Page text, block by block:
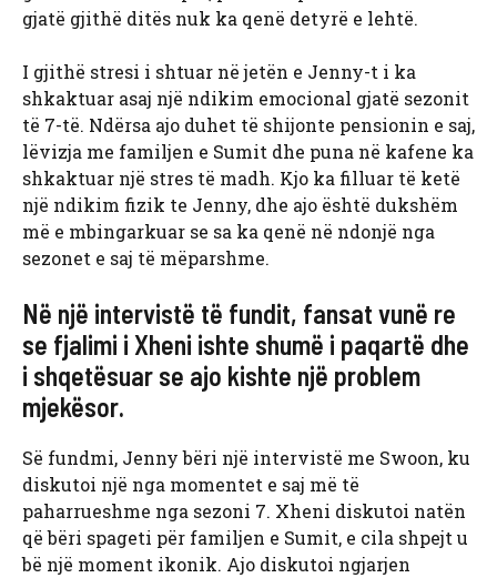
gjatë gjithë ditës nuk ka qenë detyrë e lehtë.
I gjithë stresi i shtuar në jetën e Jenny-t i ka
shkaktuar asaj një ndikim emocional gjatë sezonit
të 7-të. Ndërsa ajo duhet të shijonte pensionin e saj,
lëvizja me familjen e Sumit dhe puna në kafene ka
shkaktuar një stres të madh. Kjo ka filluar të ketë
një ndikim fizik te Jenny, dhe ajo është dukshëm
më e mbingarkuar se sa ka qenë në ndonjë nga
sezonet e saj të mëparshme.
Në një intervistë të fundit, fansat vunë re
se fjalimi i Xheni ishte shumë i paqartë dhe
i shqetësuar se ajo kishte një problem
mjekësor.
Së fundmi, Jenny bëri një intervistë me Swoon, ku
diskutoi një nga momentet e saj më të
paharrueshme nga sezoni 7. Xheni diskutoi natën
që bëri spageti për familjen e Sumit, e cila shpejt u
bë një moment ikonik. Ajo diskutoi ngjarjen